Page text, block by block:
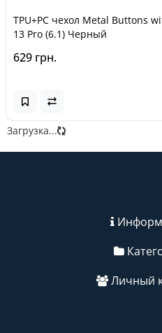
TPU+PC чехол Metal Buttons
13 Pro (6.1) Черный
629 грн.
Загрузка...
Личный